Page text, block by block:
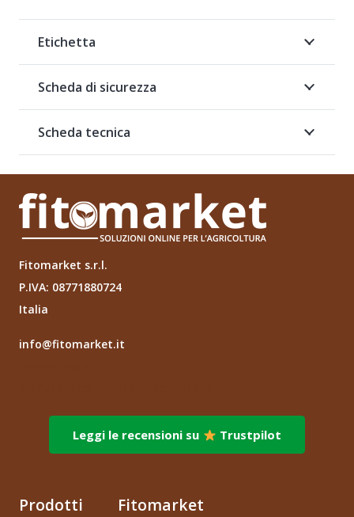
Etichetta
Scheda di sicurezza
Scheda tecnica
Fitomarket s.r.l.
P.IVA: 08771880724
Italia
info@fitomarket.it
Leggi le recensioni su Trustpilot
Prodotti Fitomarket